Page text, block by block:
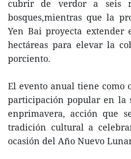
cubrir de verdor a seis
bosques,mientras que la
Yen Bai proyecta
hectáreas para elevar la
porciento.
El evento anual tiene como
participación popular en la
enprimavera, acción que
tradición cultural a
ocasión del Año Nuevo